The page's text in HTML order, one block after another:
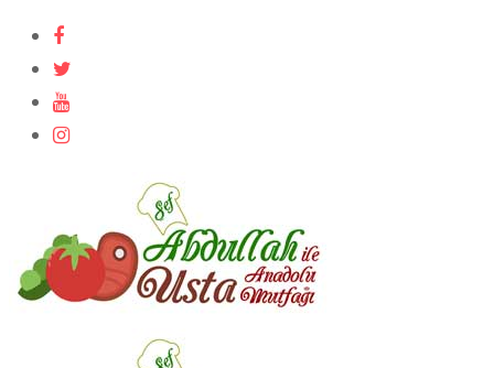
İçeriğe
atla